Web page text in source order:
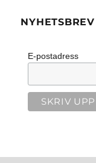
NYHETSBREV
E-postadress